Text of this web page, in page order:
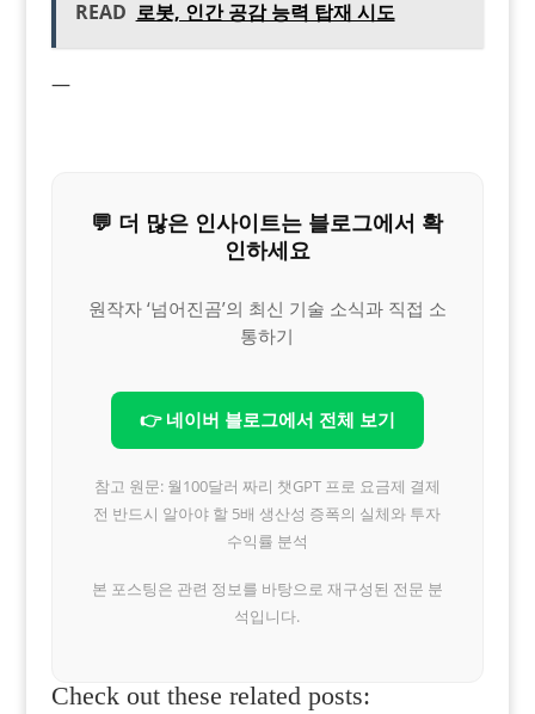
READ 로봇, 인간 공감 능력 탑재 시도
—
💬 더 많은 인사이트는 블로그에서 확
인하세요
원작자 ‘넘어진곰’의 최신 기술 소식과 직접 소
통하기
👉 네이버 블로그에서 전체 보기
참고 원문: 월100달러 짜리 챗GPT 프로 요금제 결제
전 반드시 알아야 할 5배 생산성 증폭의 실체와 투자
수익률 분석
본 포스팅은 관련 정보를 바탕으로 재구성된 전문 분
석입니다.
Check out these related posts: